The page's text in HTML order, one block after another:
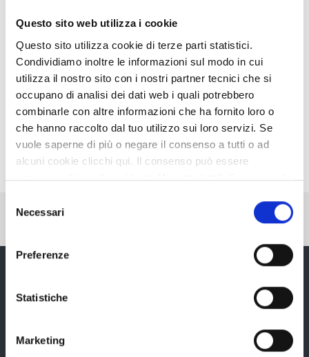
Questo sito web utilizza i cookie
Questo sito utilizza cookie di terze parti statistici.
Condividiamo inoltre le informazioni sul modo in cui
utilizza il nostro sito con i nostri partner tecnici che si
occupano di analisi dei dati web i quali potrebbero
combinarle con altre informazioni che ha fornito loro o
che hanno raccolto dal tuo utilizzo sui loro servizi. Se
vuole saperne di più o negare il consenso a tutti o ad
alcuni cookie clicchi qui. Il consenso può essere
espresso cliccando sul tasto "Accetta tutti". Se non vuole
tasto "Rifiuta".
delNecessari
Preferenze
Statistiche
Marketing
Persona di riferimento
Martino Soragni
Email:m.soragni@provincia.re.it
Tel: 0522 444400
Pubblicato: 29 Novembre 2019